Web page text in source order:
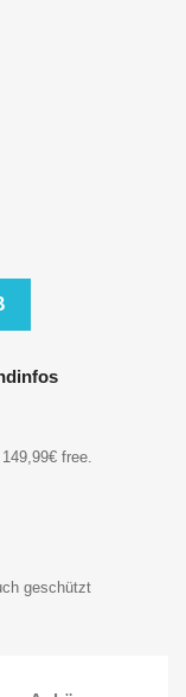
free.
geschützt